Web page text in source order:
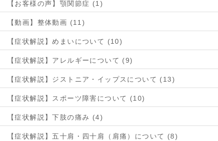
【お客様の声】顎関節症 (1)
【動画】整体動画 (11)
【症状解説】めまいについて (10)
【症状解説】アレルギーについて (9)
【症状解説】ジストニア・イップスについて (13)
【症状解説】スポーツ障害について (10)
【症状解説】下肢の痛み (4)
【症状解説】五十肩・四十肩（肩痛）について (8)